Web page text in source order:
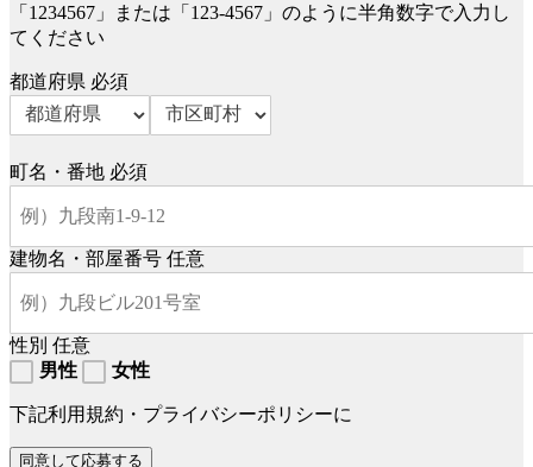
「1234567」または「123-4567」のように半角数字で入力し
てください
都道府県 必須
町名・番地 必須
建物名・部屋番号 任意
性別 任意
男性
女性
下記利用規約・プライバシーポリシーに